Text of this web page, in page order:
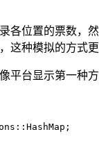
各位置的票数，
这种模拟的方式更
平台显示第一种
:: HashMap ;